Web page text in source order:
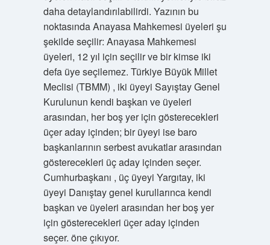
daha detaylandırılabilirdi. Yazının bu
noktasında Anayasa Mahkemesi üyeleri şu
şekilde seçilir: Anayasa Mahkemesi
üyeleri, 12 yıl için seçilir ve bir kimse iki
defa üye seçilemez. Türkiye Büyük Millet
Meclisi (TBMM) , iki üyeyi Sayıştay Genel
Kurulunun kendi başkan ve üyeleri
arasından, her boş yer için gösterecekleri
üçer aday içinden; bir üyeyi ise baro
başkanlarının serbest avukatlar arasından
gösterecekleri üç aday içinden seçer.
Cumhurbaşkanı , üç üyeyi Yargıtay, iki
üyeyi Danıştay genel kurullarınca kendi
başkan ve üyeleri arasından her boş yer
için gösterecekleri üçer aday içinden
seçer. öne çıkıyor.